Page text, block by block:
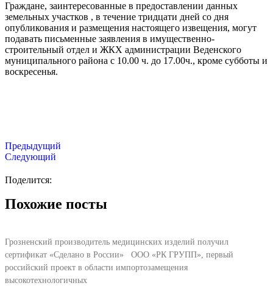
Граждане, заинтересованные в предоставлении данных
земельных участков , в течение тридцати дней со дня
опубликования и размещения настоящего извещения, могут
подавать письменные заявления в имущественно-
строительный отдел и ЖКХ администрации Веденского
муниципального района с 10.00 ч. до 17.00ч., кроме субботы и
воскресенья.
Предыдущий
Следующий
Поделится:
Похожие посты
Грозненский производитель медицинских изделий получил
сертификат «Сделано в России» ООО «РК ГРУПП», первый
российский проект в области импортозамещения
высокотехнологичных